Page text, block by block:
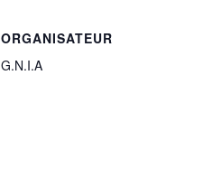
ORGANISATEUR
G.N.I.A